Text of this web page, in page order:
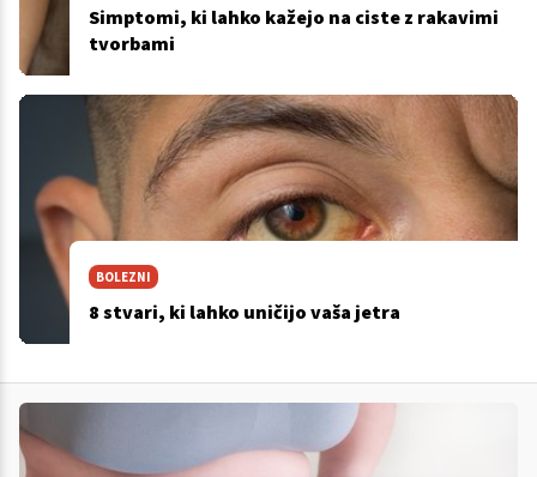
Simptomi, ki lahko kažejo na ciste z rakavimi
tvorbami
BOLEZNI
8 stvari, ki lahko uničijo vaša jetra